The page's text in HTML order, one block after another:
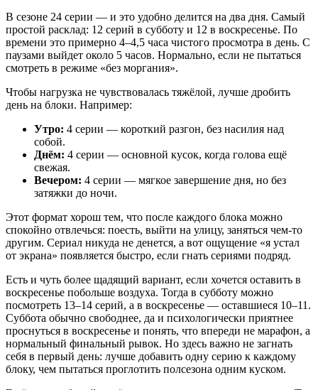
В сезоне 24 серии — и это удобно делится на два дня. Самый
простой расклад: 12 серий в субботу и 12 в воскресенье. По
времени это примерно 4–4,5 часа чистого просмотра в день. С
паузами выйдет около 5 часов. Нормально, если не пытаться
смотреть в режиме «без моргания».
Чтобы нагрузка не чувствовалась тяжёлой, лучше дробить
день на блоки. Например:
Утро: 4 серии — короткий разгон, без насилия над
собой.
Днём: 4 серии — основной кусок, когда голова ещё
свежая.
Вечером: 4 серии — мягкое завершение дня, но без
затяжки до ночи.
Этот формат хорош тем, что после каждого блока можно
спокойно отвлечься: поесть, выйти на улицу, заняться чем-то
другим. Сериал никуда не денется, а вот ощущение «я устал
от экрана» появляется быстро, если гнать сериями подряд.
Есть и чуть более щадящий вариант, если хочется оставить в
воскресенье побольше воздуха. Тогда в субботу можно
посмотреть 13–14 серий, а в воскресенье — оставшиеся 10–11.
Суббота обычно свободнее, да и психологически приятнее
проснуться в воскресенье и понять, что впереди не марафон, а
нормальный финальный рывок. Но здесь важно не загнать
себя в первый день: лучше добавить одну серию к каждому
блоку, чем пытаться проглотить полсезона одним куском.